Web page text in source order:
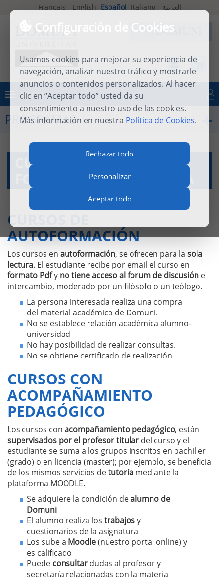
Configuración de Cookies
Usamos cookies para mejorar su experiencia de
navegación, analizar nuestro tráfico y mostrarle
anuncios o contenidos personalizados. Al hacer
clic en “Aceptar todo” usted da su
consentimiento a nuestro uso de las cookies.
Más información en nuestra Política de Cookies.
Rechazar todo
Personalizar
Aceptar todo
Français English Español Italiano العربية
MENÚ
PROGRAMAS
CURSOS A DISTANCIA:
FORMACIÓN A LA CARTA
CURSOS DE
AUTOFORMACIÓN
Los cursos en autoformación, se ofrecen para la sola
lectura. El estudiante recibe por email el curso en
formato Pdfy no tiene acceso al forum de discusión e
intercambio, moderado por un filósofo o un teólogo.
La persona interesada realiza una compra
del material académico de Domuni.
No se establece relación académica alumno-
universidad
No hay posibilidad de realizar consultas.
No se obtiene certificado de realización
CURSOS CON
ACOMPAÑAMIENTO
PEDAGÓGICO
Los cursos con acompañamiento pedagógico, están
supervisados por el profesor titular del curso y el
estudiante se suma a los grupos inscritos en bachiller
(grado) o en licencia (master); por ejemplo, se beneficia
de los mismos servicios detutoría mediante la
plataforma MOODLE.
Se adquiere la condición dealumno de
Domuni
El alumno realiza los trabajosy
cuestionarios de la asignatura
Los sube a Moodle(nuestro portal online) y
es calificado
Puede consultar dudas al profesor y
secretaría relacionadas con la materia